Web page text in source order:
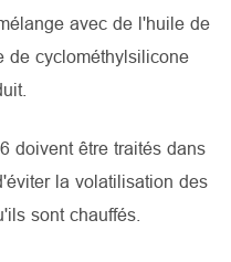
avec de l'huile de
de cyclométhylsilicone
doivent être traités dans
la volatilisation des
sont chauffés.